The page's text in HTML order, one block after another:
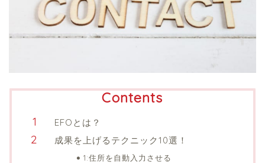
Contents
EFOとは？
成果を上げるテクニック10選！
1:住所を自動入力させる